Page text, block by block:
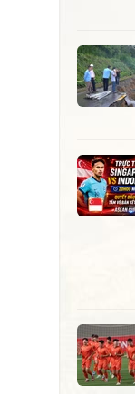
Xã
Xã
Xã
Xã
Xã